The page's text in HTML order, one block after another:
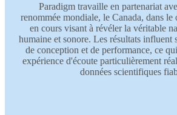
Paradigm travaille en partenariat
renommée mondiale, le Canada, dans le
en cours visant à révéler la véritable
humaine et sonore. Les résultats influent
de conception et de performance, ce
expérience d'écoute particulièrement
données scientifiques